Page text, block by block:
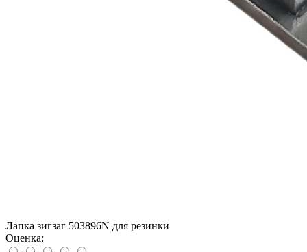
Лапка зигзаг 503896N для резинки
Оценка: